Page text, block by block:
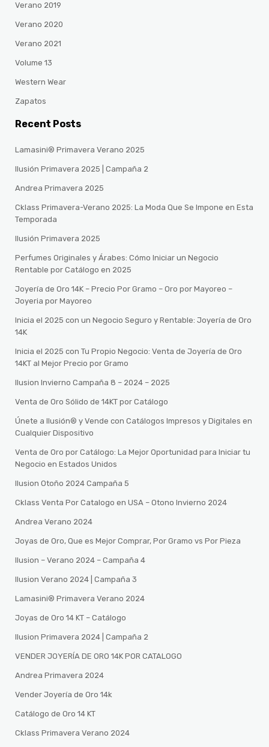
Verano 2019
Verano 2020
Verano 2021
Volume 13
Western Wear
Zapatos
Recent Posts
Lamasini® Primavera Verano 2025
Ilusión Primavera 2025 | Campaña 2
Andrea Primavera 2025
Cklass Primavera-Verano 2025: La Moda Que Se Impone en Esta
Temporada
Ilusión Primavera 2025
Perfumes Originales y Árabes: Cómo Iniciar un Negocio
Rentable por Catálogo en 2025
Joyería de Oro 14K – Precio Por Gramo – Oro por Mayoreo –
Joyeria por Mayoreo
Inicia el 2025 con un Negocio Seguro y Rentable: Joyería de Oro
14K
Inicia el 2025 con Tu Propio Negocio: Venta de Joyería de Oro
14KT al Mejor Precio por Gramo
Ilusion Invierno Campaña 8 – 2024 – 2025
Venta de Oro Sólido de 14KT por Catálogo
Únete a Ilusión® y Vende con Catálogos Impresos y Digitales en
Cualquier Dispositivo
Venta de Oro por Catálogo: La Mejor Oportunidad para Iniciar tu
Negocio en Estados Unidos
Ilusion Otoño 2024 Campaña 5
Cklass Venta Por Catalogo en USA – Otono Invierno 2024
Andrea Verano 2024
Joyas de Oro, Que es Mejor Comprar, Por Gramo vs Por Pieza
Ilusion – Verano 2024 – Campaña 4
Ilusion Verano 2024 | Campaña 3
Lamasini®️ Primavera Verano 2024
Joyas de Oro 14 KT – Catálogo
Ilusion Primavera 2024 | Campaña 2
VENDER JOYERÍA DE ORO 14K POR CATALOGO
Andrea Primavera 2024
Vender Joyería de Oro 14k
Catálogo de Oro 14 KT
Cklass Primavera Verano 2024